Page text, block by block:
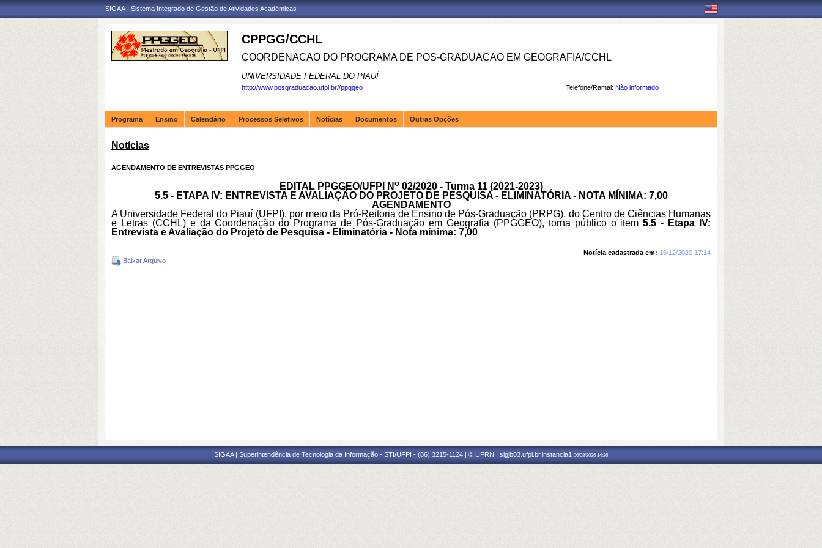
SIGAA - Sistema Integrado de Gestão de Atividades Acadêmicas
CPPGG/CCHL
COORDENACAO DO PROGRAMA DE POS-GRADUACAO EM GEOGRAFIA/CCHL
UNIVERSIDADE FEDERAL DO PIAUÍ
Telefone/Ramal: Não informado
http://www.posgraduacao.ufpi.br//ppggeo
Programa Ensino Calendário Processos Seletivos Notícias Documentos Outras Opções
Notícias
AGENDAMENTO DE ENTREVISTAS PPGGEO
EDITAL PPGGEO/UFPI No02/2020 - Turma 11 (2021-2023)
5.5 - ETAPA IV: ENTREVISTA E AVALIAÇÃO DO PROJETO DE PESQUISA - ELIMINATÓRIA - NOTA MÍNIMA: 7,00
AGENDAMENTO
A Universidade Federal do Piauí (UFPI), por meio da Pró-Reitoria de Ensino de Pós-Graduação (PRPG), do Centro de Ciências Humanas
e Letras (CCHL) e da Coordenação do Programa de Pós-Graduação em Geografia (PPGGEO), torna público o item5.5 - Etapa IV:
Entrevista e Avaliação do Projeto de Pesquisa - Eliminatória - Nota mínima: 7,00
Notícia cadastrada em: 16/12/2020 17:14
Baixar Arquivo
SIGAA | Superintendência de Tecnologia da Informação - STI/UFPI - (86) 3215-1124 | © UFRN | sigjb03.ufpi.br.instancia1 06/08/2026 14:26